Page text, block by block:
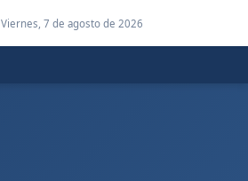
Viernes, 7 de agosto de 2026